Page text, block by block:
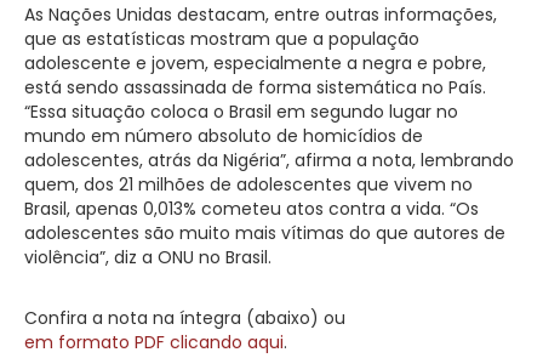
As Nações Unidas destacam, entre outras informações,
que as estatísticas mostram que a população
adolescente e jovem, especialmente a negra e pobre,
está sendo assassinada de forma sistemática no País.
“Essa situação coloca o Brasil em segundo lugar no
mundo em número absoluto de homicídios de
adolescentes, atrás da Nigéria”, afirma a nota, lembrando
quem, dos 21 milhões de adolescentes que vivem no
Brasil, apenas 0,013% cometeu atos contra a vida. “Os
adolescentes são muito mais vítimas do que autores de
violência”, diz a ONU no Brasil.
Confira a nota na íntegra (abaixo) ou
em formato PDF clicando aqui.